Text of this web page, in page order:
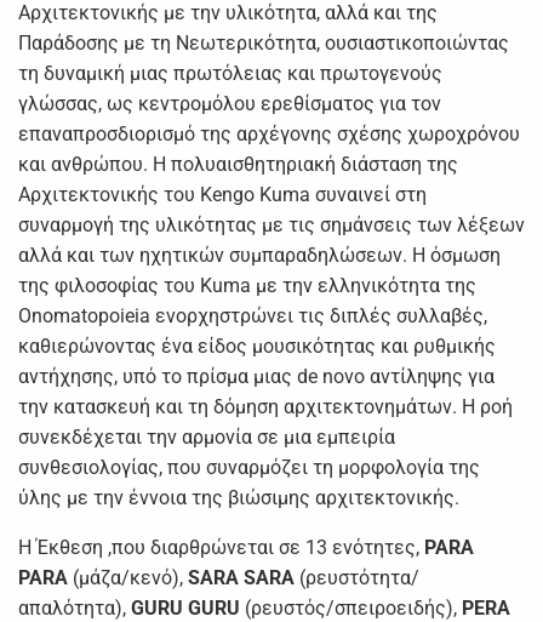
Αρχιτεκτονικής με την υλικότητα, αλλά και της
Παράδοσης με τη Νεωτερικότητα, ουσιαστικοποιώντας
τη δυναμική μιας πρωτόλειας και πρωτογενούς
γλώσσας, ως κεντρομόλου ερεθίσματος για τον
επαναπροσδιορισμό της αρχέγονης σχέσης χωροχρόνου
και ανθρώπου. Η πολυαισθητηριακή διάσταση της
Αρχιτεκτονικής του Kengo Kuma συναινεί στη
συναρμογή της υλικότητας με τις σημάνσεις των λέξεων
αλλά και των ηχητικών συμπαραδηλώσεων. Η όσμωση
της φιλοσοφίας του Kuma με την ελληνικότητα της
Onomatopoieia ενορχηστρώνει τις διπλές συλλαβές,
καθιερώνοντας ένα είδος μουσικότητας και ρυθμικής
αντήχησης, υπό το πρίσμα μιας de novo αντίληψης για
την κατασκευή και τη δόμηση αρχιτεκτονημάτων. Η ροή
συνεκδέχεται την αρμονία σε μια εμπειρία
συνθεσιολογίας, που συναρμόζει τη μορφολογία της
ύλης με την έννοια της βιώσιμης αρχιτεκτονικής.
Η Έκθεση ,που διαρθρώνεται σε 13 ενότητες, PARA
PARA (μάζα/κενό), SARA SARA (ρευστότητα/
απαλότητα), GURU GURU (ρευστός/σπειροειδής), PERA